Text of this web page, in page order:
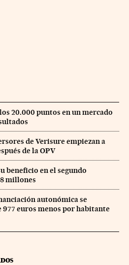
20.000 puntos en un mercado
de Verisure empiezan a
de la OPV
beneficio en el segundo
millones
autonómica se
977 euros menos por habitante